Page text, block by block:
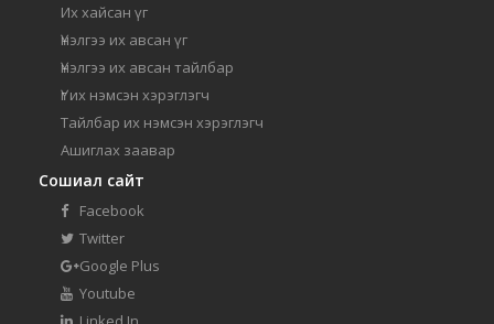
Их хайсан үг
Үнэлгээ их авсан үг
Үнэлгээ их авсан тайлбар
Үг их нэмсэн хэрэглэгч
Тайлбар их нэмсэн хэрэглэгч
Ашиглах заавар
Сошиал сайт
Facebook
Twitter
Google Plus
Youtube